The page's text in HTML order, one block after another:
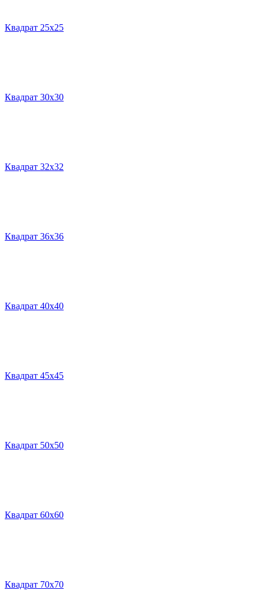
Квадрат 25х25
Квадрат 30х30
Квадрат 32х32
Квадрат 36х36
Квадрат 40х40
Квадрат 45х45
Квадрат 50х50
Квадрат 60х60
Квадрат 70х70